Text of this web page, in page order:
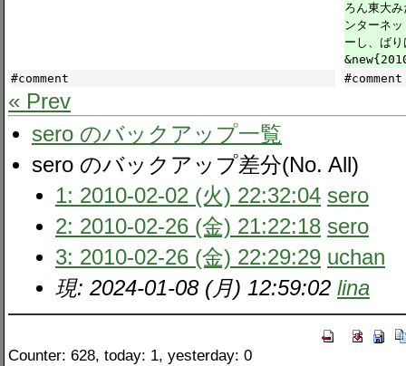
ろん東大
ンターネ
ーし、ば
#comment
#comment
« Prev
sero のバックアップ一覧
sero のバックアップ差分(No. All)
1: 2010-02-02 (火) 22:32:04 sero
2: 2010-02-26 (金) 21:22:18 sero
3: 2010-02-26 (金) 22:29:29 uchan
現: 2024-01-08 (月) 12:59:02 lina
Counter: 628, today: 1, yesterday: 0